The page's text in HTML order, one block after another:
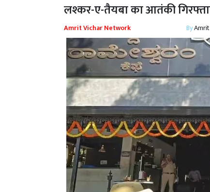
लश्कर-ए-तैयबा का आतंकी
Amrit Vichar Network By